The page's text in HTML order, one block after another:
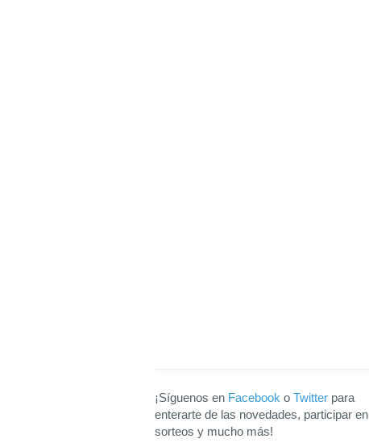
¡Síguenos en Facebook o Twitter para
enterarte de las novedades, participar en
sorteos y mucho más!